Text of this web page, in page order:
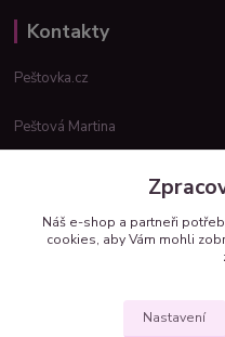
Kontakty
Peštovka.cz
Peštová Martina
Upravit
Náš e-shop a partneři
cookies, aby Vám mohli
Nastavení